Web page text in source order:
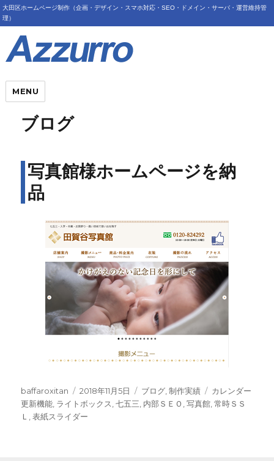
大田区ホームページ制作（企画・デザイン・スマホ対応・SEO・ドメイン・サーバ・運営維持管
理）
MENU
ブログ
写真館様ホームページを納
品
Author
baffaroxitan
Posted
on
2018年11月5日 Categories
ブログ,制作実績 Tags
カレンダー
更新機能, ライトボックス,七五三, 内部ＳＥＯ ,写真館,常時ＳＳ
Ｌ ,表紙スライダー